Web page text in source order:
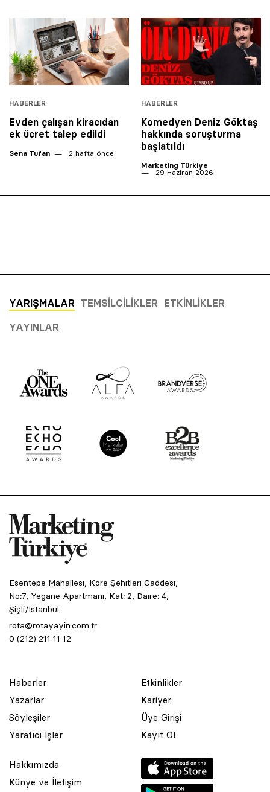
HABERLER
Evden çalışan kiracıdan
ek ücret talep edildi
Sena Tufan 2 hafta önce
HABERLER
Komedyen Deniz Göktaş
hakkında soruşturma
başlatıldı
Marketing Türkiye
29 Haziran 2026
YARIŞMALAR TEMSILCILIKLER ETKINLIKLER
YAYINLAR
Esentepe Mahallesi, Kore Şehitleri Caddesi,
No:7, Yegane Apartmanı, Kat: 2, Daire: 4,
Şişli/İstanbul
rota@rotayayin.com.tr
0 (212) 211 11 12
Haberler
Yazarlar
Söyleşiler
Yaratıcı İşler
Etkinlikler
Kariyer
Üye Girişi
Kayıt Ol
Hakkımızda
Künye ve İletişim